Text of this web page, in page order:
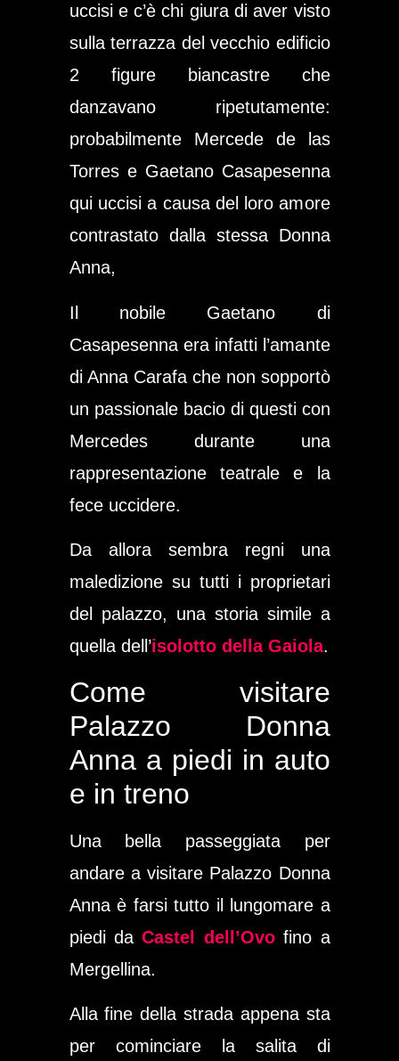
uccisi e c’è chi giura di aver visto
sulla terrazza del vecchio edificio
2 figure biancastre che
danzavano ripetutamente:
probabilmente Mercede de las
Torres e Gaetano Casapesenna
qui uccisi a causa del loro amore
contrastato dalla stessa Donna
Anna,
Il nobile Gaetano di
Casapesenna era infatti l’amante
di Anna Carafa che non sopportò
un passionale bacio di questi con
Mercedes durante una
rappresentazione teatrale e la
fece uccidere.
Da allora sembra regni una
maledizione su tutti i proprietari
del palazzo, una storia simile a
quella dell’isolotto della Gaiola.
Come visitare
Palazzo Donna
Anna a piedi in auto
e in treno
Una bella passeggiata per
andare a visitare Palazzo Donna
Anna è farsi tutto il lungomare a
piedi daCastel dell’Ovofino a
Mergellina.
Alla fine della strada appena sta
per cominciare la salita di